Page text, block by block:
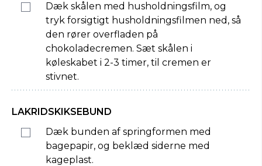
Dæk skålen med husholdningsfilm, og
tryk forsigtigt husholdningsfilmen ned, så
den rører overfladen på
chokoladecremen. Sæt skålen i
køleskabet i 2-3 timer, til cremen er
stivnet.
LAKRIDSKIKSEBUND
Dæk bunden af springformen med
bagepapir, og beklæd siderne med
kageplast.